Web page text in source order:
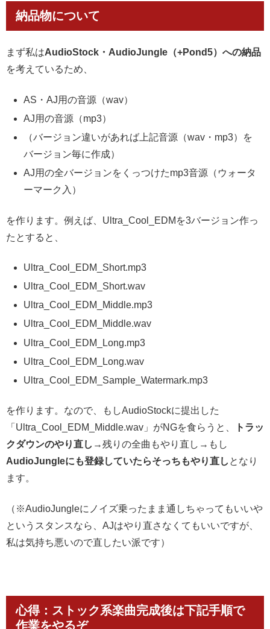
納品物について
まず私はAudioStock・AudioJungle（+Pond5）への納品
を考えているため、
AS・AJ用の音源（wav）
AJ用の音源（mp3）
（バージョン違いがあれば上記音源（wav・mp3）を
バージョン毎に作成）
AJ用の全バージョンをくっつけたmp3音源（ウォータ
ーマーク入）
を作ります。例えば、Ultra_Cool_EDMを3バージョン作っ
たとすると、
Ultra_Cool_EDM_Short.mp3
Ultra_Cool_EDM_Short.wav
Ultra_Cool_EDM_Middle.mp3
Ultra_Cool_EDM_Middle.wav
Ultra_Cool_EDM_Long.mp3
Ultra_Cool_EDM_Long.wav
Ultra_Cool_EDM_Sample_Watermark.mp3
を作ります。なので、もしAudioStockに提出した
「Ultra_Cool_EDM_Middle.wav」がNGを食らうと、
トラッ
クダウンのやり直し →残りの全曲もやり直し→もし
AudioJungleにも登録していたらそっちもやり直し となり
ます。
（※AudioJungleにノイズ乗ったまま通しちゃってもいいや
というスタンスなら、AJはやり直さなくてもいいですが、
私は気持ち悪いので直したい派です）
心得：ストック系楽曲完成後は下記手順で
作業をやるぞ